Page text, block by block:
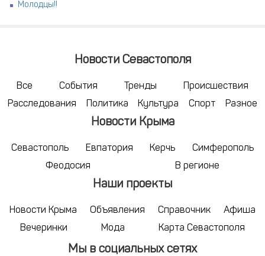
Молодцы!!
Новости Севастополя
Все События Тренды
Происшествия
Расследования
Политика Культура Спорт Разное
Новости Крыма
Севастополь Евпатория Керчь
Симферополь
Феодосия
В регионе
Наши проекты
Новости Крыма Объявления Справочник
Афиша
Вечеринки
Мода Карта Севастополя
Мы в социальных сетях